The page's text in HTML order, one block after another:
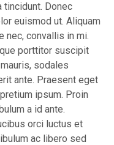
tincidunt. Donec
euismod ut. Aliquam
nec, convallis in mi.
porttitor suscipit
sodales
ante. Praesent eget
ipsum. Proin
a id ante.
orci luctus et
ac libero sed